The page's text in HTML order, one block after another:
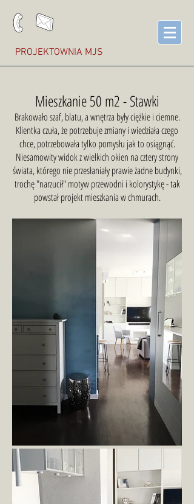
PROJEKTOWNIA MJS
Mieszkanie 50 m2 - Stawki
Brakowało szaf, blatu, a wnętrza były ciężkie i ciemne.
Klientka czuła, że potrzebuje zmiany i wiedziała czego
chce, potrzebowała tylko pomysłu jak to osiągnąć.
Niesamowity widok z wielkich okien na cztery strony
świata, którego nie przesłaniały prawie żadne budynki,
trochę "narzucił" motyw przewodni i kolorystykę - tak
powstał projekt mieszkania w chmurach.